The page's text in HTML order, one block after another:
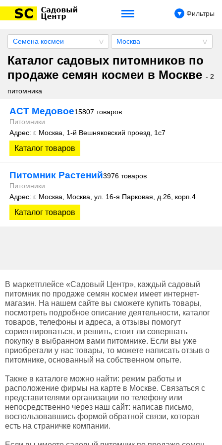
Фильтры
Семена космеи Москва
Каталог садовых питомников по
продаже семян космеи в Москве - 2
питомника
АСТ Медовое15807 товаров
Питомники
Адрес: г. Москва, 1-й Вешняковский проезд, 1с7
Каталог товаров
Питомник Растений3976 товаров
Питомники
Адрес: г. Москва, Москва, ул. 16-я Парковая, д.26, корп.4
Каталог товаров
В маркетплейсе «Садовый Центр», каждый садовый
питомник по продаже семян космеи имеет интернет-
магазин. На нашем сайте вы сможете купить товары,
посмотреть подробное описание деятельности, каталог
товаров, телефоны и адреса, а отзывы помогут
сориентироваться, и решить, стоит ли совершать
покупку в выбранном вами питомнике. Если вы уже
приобретали у нас товары, то можете написать отзыв о
питомнике, основанный на собственном опыте.
Также в каталоге можно найти: режим работы и
расположение фирмы на карте в Москве. Связаться с
представителями организации по телефону или
непосредственно через наш сайт: написав письмо,
воспользовавшись формой обратной связи, которая
есть на страничке компании.